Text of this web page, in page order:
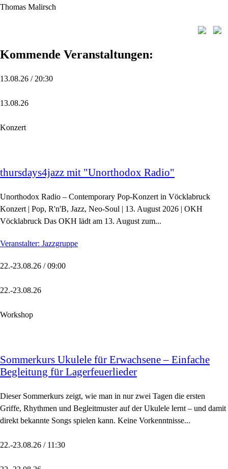
Thomas Malirsch
Kommende Veranstaltungen:
13.08.26 / 20:30
13.08.26
Konzert
thursdays4jazz mit "Unorthodox Radio"
Unorthodox Radio – Contemporary Pop-Konzert in Vöcklabruck
Konzert | Pop, R'n'B, Jazz, Neo-Soul | 13. August 2026 | OKH
Vöcklabruck Das OKH lädt am 13. August zum...
Veranstalter: Jazzgruppe
22.-23.08.26 / 09:00
22.-23.08.26
Workshop
Sommerkurs Ukulele für Erwachsene – Einfache
Begleitung für Lagerfeuerlieder
Dieser Sommerkurs zeigt, wie man in nur zwei Tagen die ersten
Griffe, Rhythmen und Begleitmuster auf der Ukulele lernt – und damit
direkt bekannte Songs spielen kann. Keine Vorkenntnisse...
22.-23.08.26 / 11:30